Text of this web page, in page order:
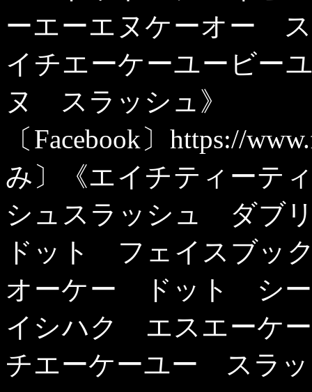
ーエーエヌケーオー
イチエーケーユービー
ヌ スラッシュ》
〔 Facebook 〕 https://
み〕《エイチティー
シュスラッシュ ダブ
ドット フェイスブッ
オーケー ドット シ
イシハク エスエーケ
チエーケーユー スラ